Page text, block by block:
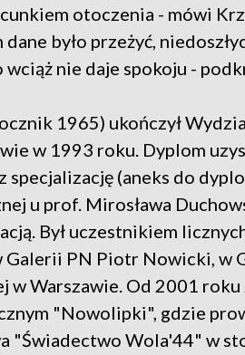
otoczenia - mówi
było przeżyć,
wciąż nie daje spokoju -
1965) ukończył
w 1993 roku. Dyplom
specjalizację (aneks do
u prof. Mirosława
Był uczestnikiem
Galerii PN Piotr Nowicki, w
Warszawie. Od 2001 roku
"Nowolipki", gdzie
"Świadectwo Wola'44" w